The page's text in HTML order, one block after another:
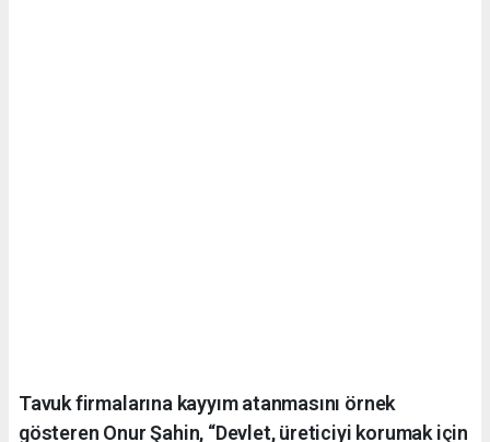
Tavuk firmalarına kayyım atanmasını örnek
gösteren Onur Şahin, “Devlet, üreticiyi korumak için